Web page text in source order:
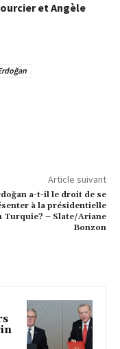
et Angèle
Article suivant
a-t-il le droit de se
à la présidentielle
Turquie? – Slate/Ariane
Bonzon